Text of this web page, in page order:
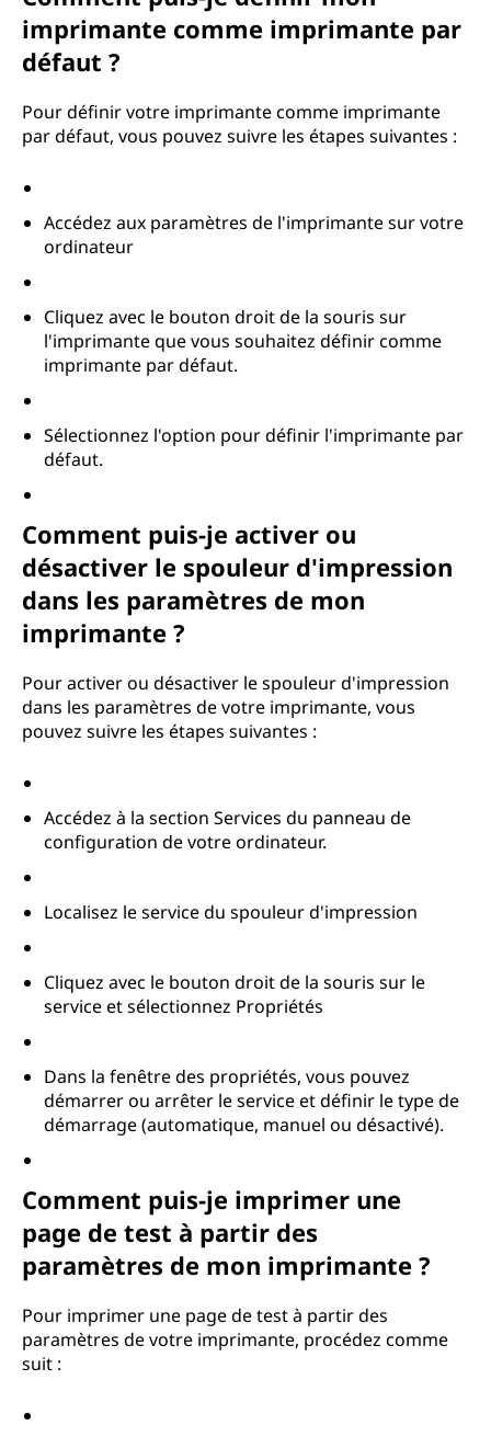
imprimante comme imprimante par
défaut ?
Pour définir votre imprimante comme imprimante
par défaut, vous pouvez suivre les étapes suivantes :
Accédez aux paramètres de l'imprimante sur votre
ordinateur
Cliquez avec le bouton droit de la souris sur
l'imprimante que vous souhaitez définir comme
imprimante par défaut.
Sélectionnez l'option pour définir l'imprimante par
défaut.
Comment puis-je activer ou
désactiver le spouleur d'impression
dans les paramètres de mon
imprimante ?
Pour activer ou désactiver le spouleur d'impression
dans les paramètres de votre imprimante, vous
pouvez suivre les étapes suivantes :
Accédez à la section Services du panneau de
configuration de votre ordinateur.
Localisez le service du spouleur d'impression
Cliquez avec le bouton droit de la souris sur le
service et sélectionnez Propriétés
Dans la fenêtre des propriétés, vous pouvez
démarrer ou arrêter le service et définir le type de
démarrage (automatique, manuel ou désactivé).
Comment puis-je imprimer une
page de test à partir des
paramètres de mon imprimante ?
Pour imprimer une page de test à partir des
paramètres de votre imprimante, procédez comme
suit :